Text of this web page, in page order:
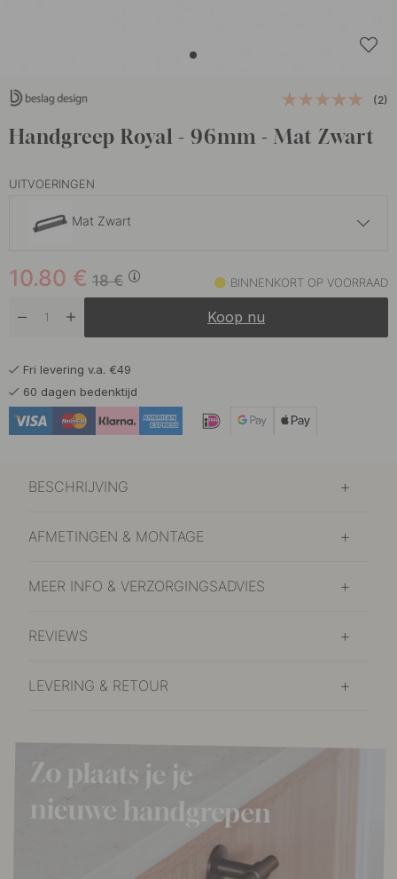
(2)
Handgreep Royal - 96mm - Mat Zwart
UITVOERINGEN
Mat Zwart
Gepolijst Messing Op voorraad
Op voorraad
Vernikkeld
18€
10.80 € BINNENKORT OP VOORRAAD
Koop nu
Fri levering v.a. €49
60 dagen bedenktijd
BESCHRIJVING
AFMETINGEN & MONTAGE
MEER INFO & VERZORGINGSADVIES
REVIEWS
LEVERING & RETOUR